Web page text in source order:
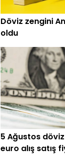
Döviz zengini
oldu
5 Ağustos
euro alış satış